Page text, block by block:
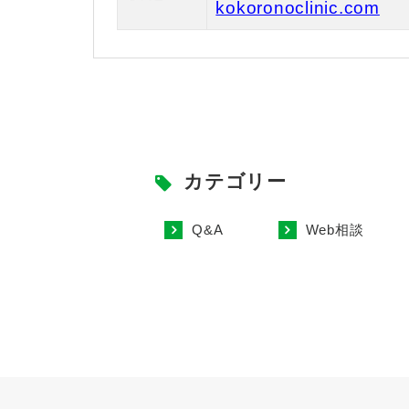
kokoronoclinic.com
カテゴリー
Q&A Web相談